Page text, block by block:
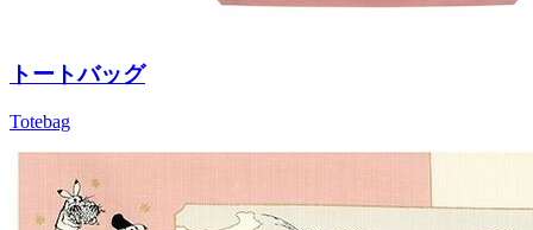
トートバッグ
Totebag